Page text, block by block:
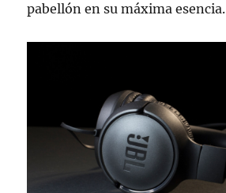
pabellón en su máxima esencia.